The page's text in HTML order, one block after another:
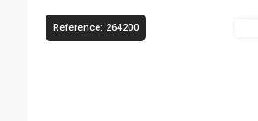
Reference: 264200